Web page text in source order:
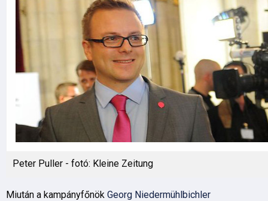
Peter Puller - fotó: Kleine Zeitung
Miután a kampányfőnök Georg Niedermühlbichler